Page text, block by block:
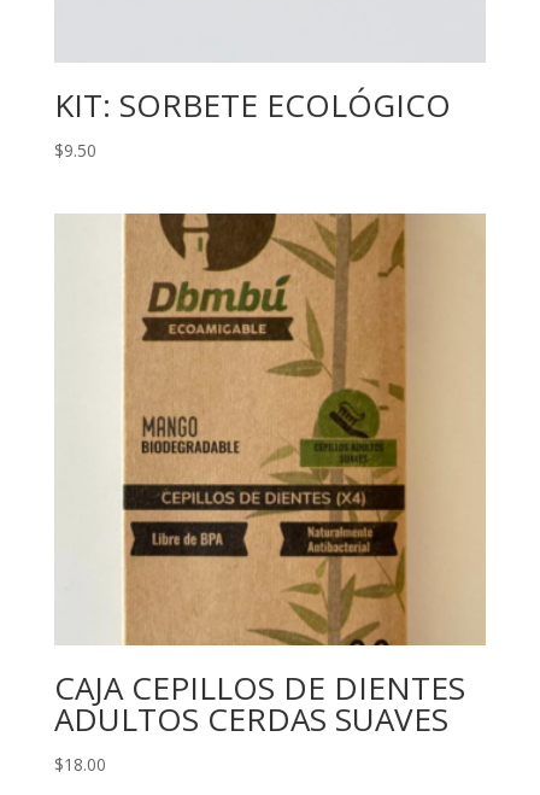
KIT: SORBETE ECOLÓGICO
$9.50
CAJA CEPILLOS DE DIENTES
ADULTOS CERDAS SUAVES
$18.00